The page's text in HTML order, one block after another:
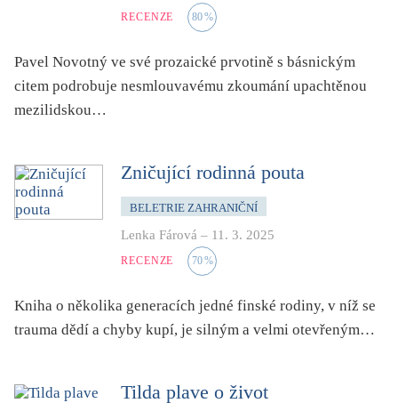
světový bestseller
tělo
totalitní režim
upír, démon, vlkodlak
utopie
vesmír
vzdělávání
young adult
RECENZE 80%
Pavel Novotný ve své prozaické prvotině s básnickým
citem podrobuje nesmlouvavému zkoumání upachtěnou
mezilidskou…
Zničující rodinná pouta
BELETRIE ZAHRANIČNÍ
Lenka Fárová – 11. 3. 2025
RECENZE 70%
Kniha o několika generacích jedné finské rodiny, v níž se
trauma dědí a chyby kupí, je silným a velmi otevřeným…
Tilda plave o život